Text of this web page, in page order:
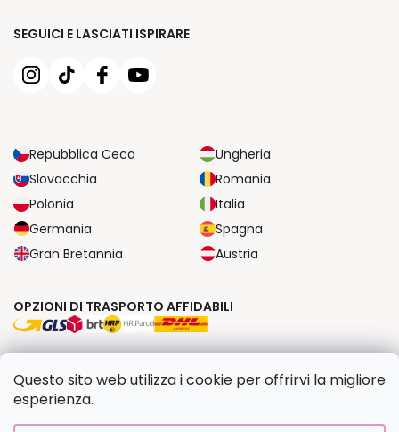
Questo sito web utilizza i cookie per offrirvi la migliore
esperienza.
SEGUICI E LASCIATI ISPIRARE
Repubblica Ceca
Ungheria
Slovacchia
Romania
Polonia
Italia
Germania
Spagna
Gran Bretannia
Austria
OPZIONI DI TRASPORTO AFFIDABILI